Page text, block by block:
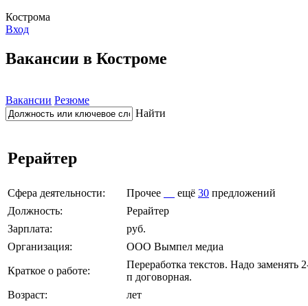
Кострома
Вход
Вакансии в Костроме
Вакансии Резюме
Найти
Рерайтер
Сфера деятельности: Прочее ещё 30 предложений
Должность:
Рерайтер
Зарплата:
руб.
Организация:
ООО Вымпел медиа
Краткое о работе:
Переработка текстов. Надо
п договорная.
Возраст:
лет